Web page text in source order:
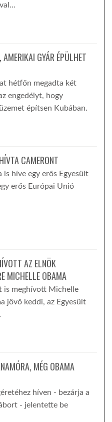
GYÁR ÉPÜLHET
hétfőn megadta két
engedélyt, hogy
építsen Kubában.
CAMERONT
híve egy erős Egyesült
erős Európai Unió
AZ ELNÖK
MICHELLE OBAMA
is meghívott Michelle
jövő keddi, az Egyesült
MÉG OBAMA
híven - bezárja a
- jelentette be